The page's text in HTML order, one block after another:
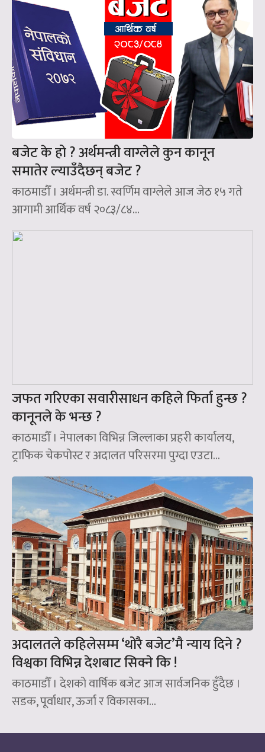
बजेट के हो ? अर्थमन्त्री वाग्लेले कुन कानून
समातेर ल्याउँदैछन्‌ बजेट ?
काठमाडौँ । अर्थमन्त्री डा. स्वर्णिम वाग्लेले आज जेठ १५ गते
आगामी आर्थिक वर्ष २०८३/८४...
जफत गरिएका सवारीसाधन कहिले फिर्ता हुन्छ ?
कानूनले के भन्छ ?
काठमाडौँ । नेपालका विभिन्न जिल्लाका प्रहरी कार्यालय,
ट्राफिक चेकपोस्ट र अदालत परिसरमा पुग्दा एउटा...
अदालतले कहिलेसम्म ‘थोरै बजेट’मै न्याय दिने ?
विश्वका विभिन्न देशबाट सिक्ने कि !
काठमाडौँ । देशको वार्षिक बजेट आज सार्वजनिक हुँदैछ ।
सडक, पूर्वाधार, ऊर्जा र विकासका...